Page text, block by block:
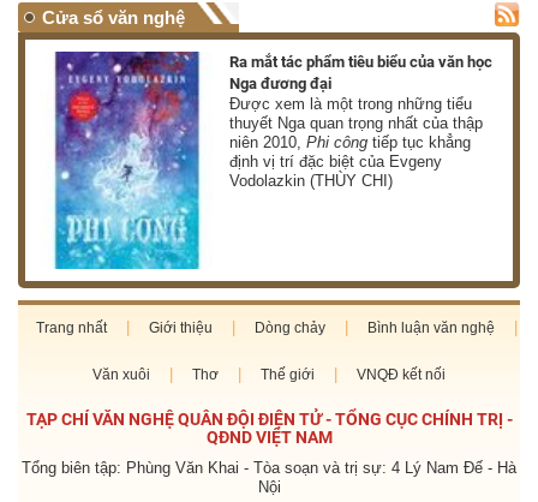
Cửa sổ văn nghệ
Ra mắt tác phẩm tiêu biểu của văn học
Nga đương đại
Được xem là một trong những tiểu
thuyết Nga quan trọng nhất của thập
niên 2010,Phi công tiếp tục khẳng
định vị trí đặc biệt của Evgeny
Vodolazkin (THÙY CHI)
Trang nhất Giới thiệu Dòng chảy Bình luận văn nghệ
Văn xuôi Thơ Thế giới VNQĐ kết nối
TẠP CHÍ VĂN NGHỆ QUÂN ĐỘI ĐIỆN TỬ - TỔNG CỤC CHÍNH TRỊ -
QĐND VIỆT NAM
Tổng biên tập: Phùng Văn Khai - Tòa soạn và trị sự: 4 Lý Nam Đế - Hà
Nội